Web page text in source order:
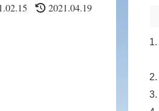
2021.04.19